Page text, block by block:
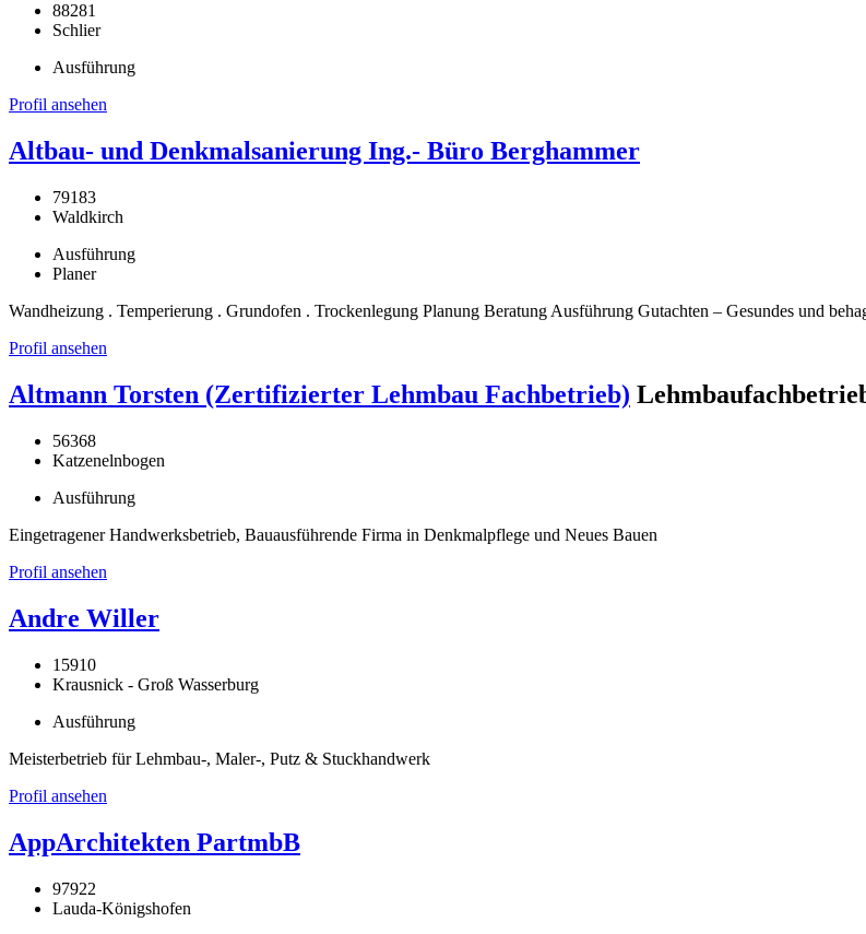
88281
Schlier
Ausführung
Profil ansehen
Altbau- und Denkmalsanierung Ing.- Büro Berghammer
79183
Waldkirch
Ausführung
Planer
Wandheizung . Temperierung . Grundofen . Trockenlegung Planung Beratung Ausführung Gutachten – Gesundes und
Profil ansehen
Altmann Torsten (Zertifizierter Lehmbau Fachbetrieb)
56368
Katzenelnbogen
Ausführung
Eingetragener Handwerksbetrieb, Bauausführende Firma in Denkmalpflege und Neues Bauen
Profil ansehen
Andre Willer
15910
Krausnick - Groß Wasserburg
Ausführung
Meisterbetrieb für Lehmbau-, Maler-, Putz & Stuckhandwerk
Profil ansehen
AppArchitekten PartmbB
97922
Lauda-Königshofen